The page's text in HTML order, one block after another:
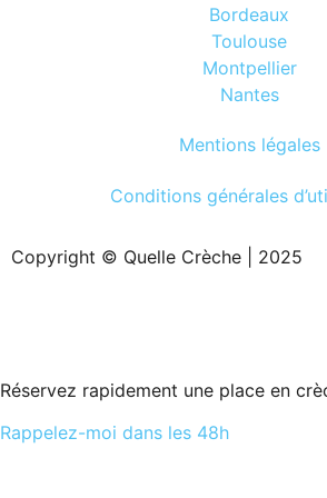
Bordeaux
Toulouse
Montpellier
Nantes
Mentions légales
Conditions générales
Copyright © Quelle Crèche | 2025
Réservez rapidement une place en
Rappelez-moi dans les 48h